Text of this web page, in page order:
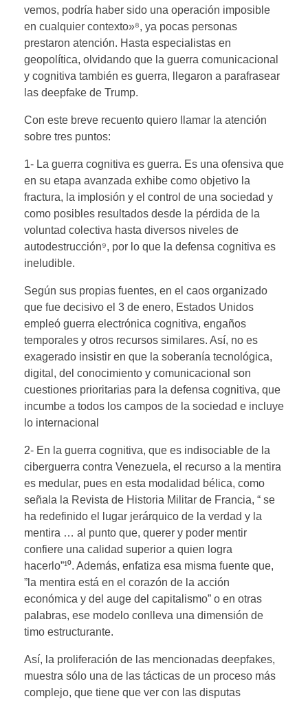
vemos, podría haber sido una operación imposible
en cualquier contexto»⁸, ya pocas personas
prestaron atención. Hasta especialistas en
geopolítica, olvidando que la guerra comunicacional
y cognitiva también es guerra, llegaron a parafrasear
las deepfake de Trump.
Con este breve recuento quiero llamar la atención
sobre tres puntos:
1- La guerra cognitiva es guerra. Es una ofensiva que
en su etapa avanzada exhibe como objetivo la
fractura, la implosión y el control de una sociedad y
como posibles resultados desde la pérdida de la
voluntad colectiva hasta diversos niveles de
autodestrucción⁹, por lo que la defensa cognitiva es
ineludible.
Según sus propias fuentes, en el caos organizado
que fue decisivo el 3 de enero, Estados Unidos
empleó guerra electrónica cognitiva, engaños
temporales y otros recursos similares. Así, no es
exagerado insistir en que la soberanía tecnológica,
digital, del conocimiento y comunicacional son
cuestiones prioritarias para la defensa cognitiva, que
incumbe a todos los campos de la sociedad e incluye
lo internacional
2- En la guerra cognitiva, que es indisociable de la
ciberguerra contra Venezuela, el recurso a la mentira
es medular, pues en esta modalidad bélica, como
señala la Revista de Historia Militar de Francia, “ se
ha redefinido el lugar jerárquico de la verdad y la
mentira … al punto que, querer y poder mentir
confiere una calidad superior a quien logra
hacerlo”¹⁰. Además, enfatiza esa misma fuente que,
”la mentira está en el corazón de la acción
económica y del auge del capitalismo” o en otras
palabras, ese modelo conlleva una dimensión de
timo estructurante.
Así, la proliferación de las mencionadas deepfakes,
muestra sólo una de las tácticas de un proceso más
complejo, que tiene que ver con las disputas